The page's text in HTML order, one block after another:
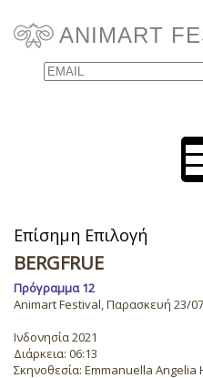
ANIMART
Email
Επίσημη Επιλογή
BERGFRUE
Πρόγραμμα 12
Animart Festival, Παρασκευή 23/
Ινδονησία 2021
Διάρκεια: 06:13
Σκηνοθεσία: Emmanuella Angelia